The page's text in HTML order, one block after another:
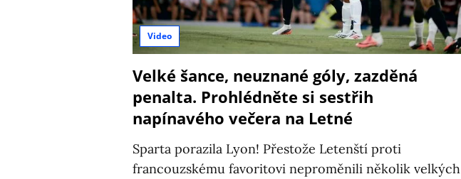
Video
Velké šance, neuznané góly, zazděná
penalta. Prohlédněte si sestřih
napínavého večera na Letné
Sparta porazila Lyon! Přestože Letenští proti
francouzskému favoritovi neproměnili několik velkých